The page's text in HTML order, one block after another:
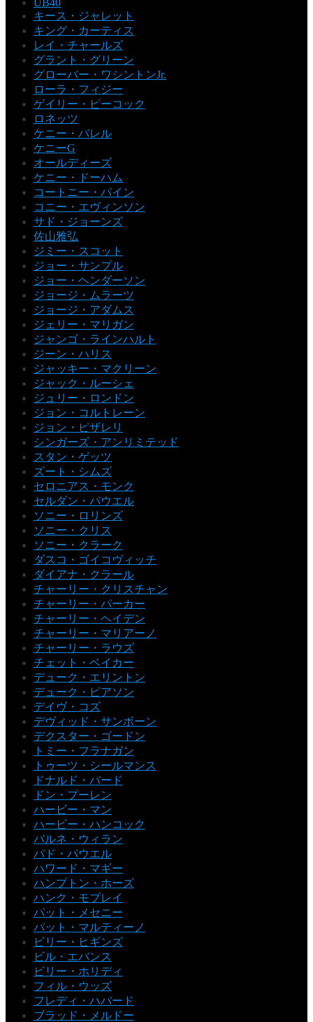
キース・ジャレット
キング・カーティス
レイ・チャールズ
グラント・グリーン
グローバー・ワシントンJr.
ローラ・フィジー
ゲイリー・ピーコック
ロネッツ
ケニー・バレル
ケニーG
オールディーズ
ケニー・ドーハム
コートニー・パイン
コニー・エヴィンソン
サド・ジョーンズ
佐山雅弘
ジミー・スコット
ジョー・サンプル
ジョー・ヘンダーソン
ジョージ・ムラーツ
ジョージ・アダムス
ジェリー・マリガン
ジャンゴ・ラインハルト
ジーン・ハリス
ジャッキー・マクリーン
ジャック・ルーシェ
ジュリー・ロンドン
ジョン・コルトレーン
ジョン・ピザレリ
シンガーズ・アンリミテッド
スタン・ゲッツ
ズート・シムズ
セロニアス・モンク
セルダン・パウエル
ソニー・ロリンズ
ソニー・クリス
ソニー・クラーク
ダスコ・ゴイコヴィッチ
ダイアナ・クラール
チャーリー・クリスチャン
チャーリー・パーカー
チャーリー・ヘイデン
チャーリー・マリアーノ
チャーリー・ラウズ
チェット・ベイカー
デューク・エリントン
デューク・ピアソン
デイヴ・コズ
デヴィッド・サンボーン
デクスター・ゴードン
トミー・フラナガン
トゥーツ・シールマンス
ドナルド・バード
ドン・プーレン
ハービー・マン
ハービー・ハンコック
バルネ・ウィラン
バド・パウエル
ハワード・マギー
ハンプトン・ホーズ
ハンク・モブレイ
パット・メセニー
パット・マルティーノ
ビリー・ヒギンズ
ビル・エバンス
ビリー・ホリディ
フィル・ウッズ
フレディ・ハバード
ブラッド・メルドー